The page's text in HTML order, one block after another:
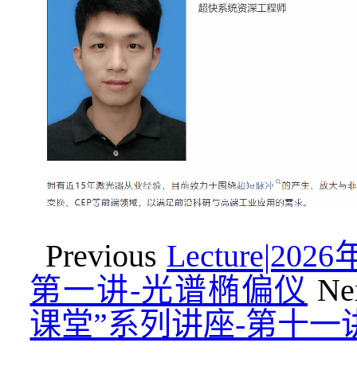
Previous
第一讲-光谱椭偏仪
课堂”系列讲座-第十